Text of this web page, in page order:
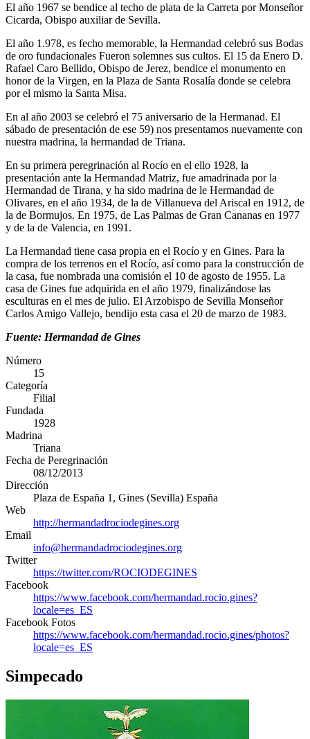
El año 1967 se bendice al techo de plata de la Carreta por Monseñor
Cicarda, Obispo auxiliar de Sevilla.
El año 1.978, es fecho memorable, la Hermandad celebró sus Bodas
de oro fundacionales Fueron solemnes sus cultos. El 15 da Enero D.
Rafael Caro Bellido, Obispo de Jerez, bendice el monumento en
honor de la Virgen, en la Plaza de Santa Rosalía donde se celebra
por el mismo la Santa Misa.
En al año 2003 se celebró el 75 aniversario de la Hermanad. El
sábado de presentación de ese 59) nos presentamos nuevamente con
nuestra madrina, la hermandad de Triana.
En su primera peregrinación al Rocío en el ello 1928, la
presentación ante la Hermandad Matriz, fue amadrinada por la
Hermandad de Tirana, y ha sido madrina de le Hermandad de
Olivares, en el año 1934, de la de Villanueva del Ariscal en 1912, de
la de Bormujos. En 1975, de Las Palmas de Gran Cananas en 1977
y de la de Valencia, en 1991.
La Hermandad tiene casa propia en el Rocío y en Gines. Para la
compra de los terrenos en el Rocío, así como para la construcción de
la casa, fue nombrada una comisión el 10 de agosto de 1955. La
casa de Gines fue adquirida en el año 1979, finalizándose las
esculturas en el mes de julio. El Arzobispo de Sevilla Monseñor
Carlos Amigo Vallejo, bendijo esta casa el 20 de marzo de 1983.
Fuente: Hermandad de Gines
Número
15
Categoría
Filial
Fundada
1928
Madrina
Triana
Fecha de Peregrinación
08/12/2013
Dirección
Plaza de España 1 , Gines (Sevilla) España
Web
http://hermandadrociodegines.org
Email
info@hermandadrociodegines.org
Twitter
https://twitter.com/ROCIODEGINES
Facebook
https://www.facebook.com/hermandad.rocio.gines?
locale=es_ES
Facebook Fotos
https://www.facebook.com/hermandad.rocio.gines/photos?
locale=es_ES
Simpecado